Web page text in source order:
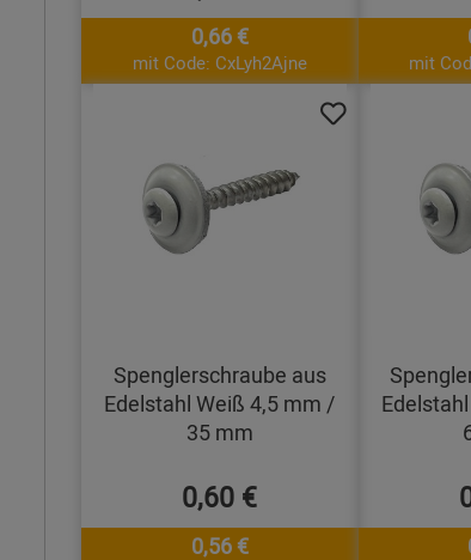
0,66 €
mit Code: CxLyh2Ajne mit
Spenglerschraube aus
Edelstahl Weiß 4,5 mm /
35 mm
0,60 €
0,56 €